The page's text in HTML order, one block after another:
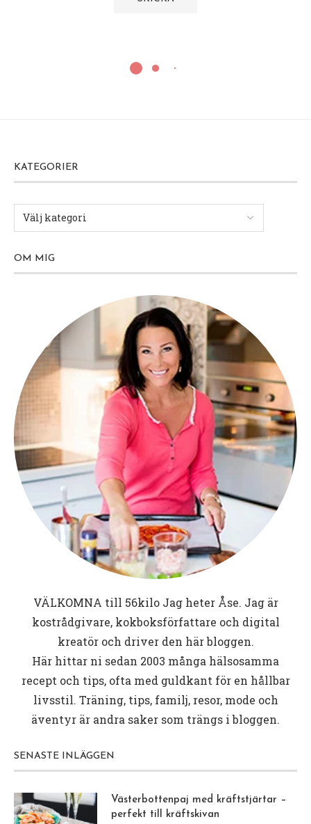
KATEGORIER
OM MIG
VÄLKOMNA till 56kiloJag heter Åse. Jag är
kostrådgivare, kokboksförfattare och digital
kreatör och driver den här bloggen.
Här hittar ni sedan 2003 många hälsosamma
recept och tips, ofta med guldkant för en hållbar
livsstil. Träning, tips, familj, resor, mode och
äventyr är andra saker som trängs i bloggen.
SENASTE INLÄGGEN
Västerbottenpaj med kräftstjärtar –
perfekt till kräftskivan